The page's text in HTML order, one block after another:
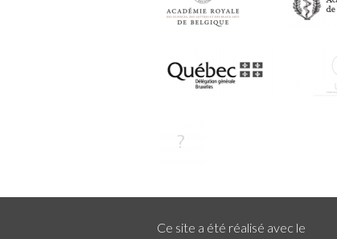
Ce site a été réalisé avec le